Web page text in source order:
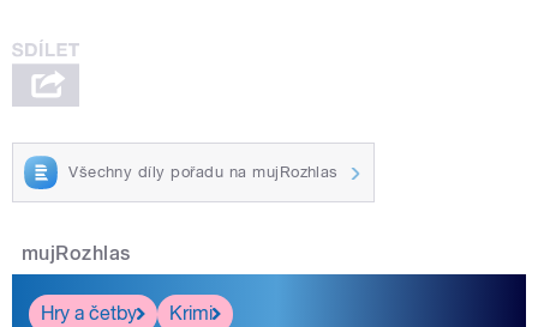
Všechny díly pořadu na mujRozhlas
mujRozhlas
Hry a četby
Krimi